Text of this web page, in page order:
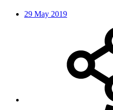
29 May 2019